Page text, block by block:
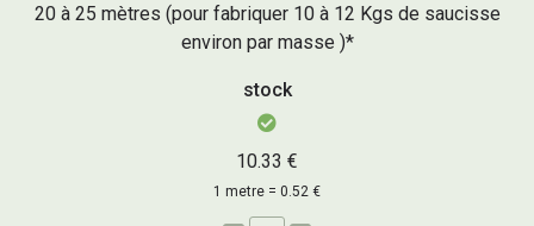
20 à 25 mètres (pour fabriquer 10 à 12 Kgs de saucisse
environ par masse )*
stock
10.33 €
1 metre = 0.52 €